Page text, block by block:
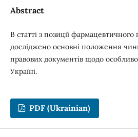
Abstract
В статті з позиції фармацевтичного
досліджено основні положення
правових документів щодо
Україні.
PDF (Ukrainian)